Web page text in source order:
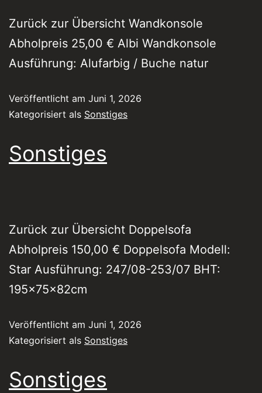
Zurück zur Übersicht Wandkonsole
Abholpreis 25,00 € Albi Wandkonsole
Ausführung: Alufarbig / Buche natur
Veröffentlicht am Juni 1, 2026
Kategorisiert als Sonstiges
Sonstiges
Zurück zur Übersicht Doppelsofa
Abholpreis 150,00 € Doppelsofa Modell:
Star Ausführung: 247/08-253/07 BHT:
195x75x82cm
Veröffentlicht am Juni 1, 2026
Kategorisiert als Sonstiges
Sonstiges